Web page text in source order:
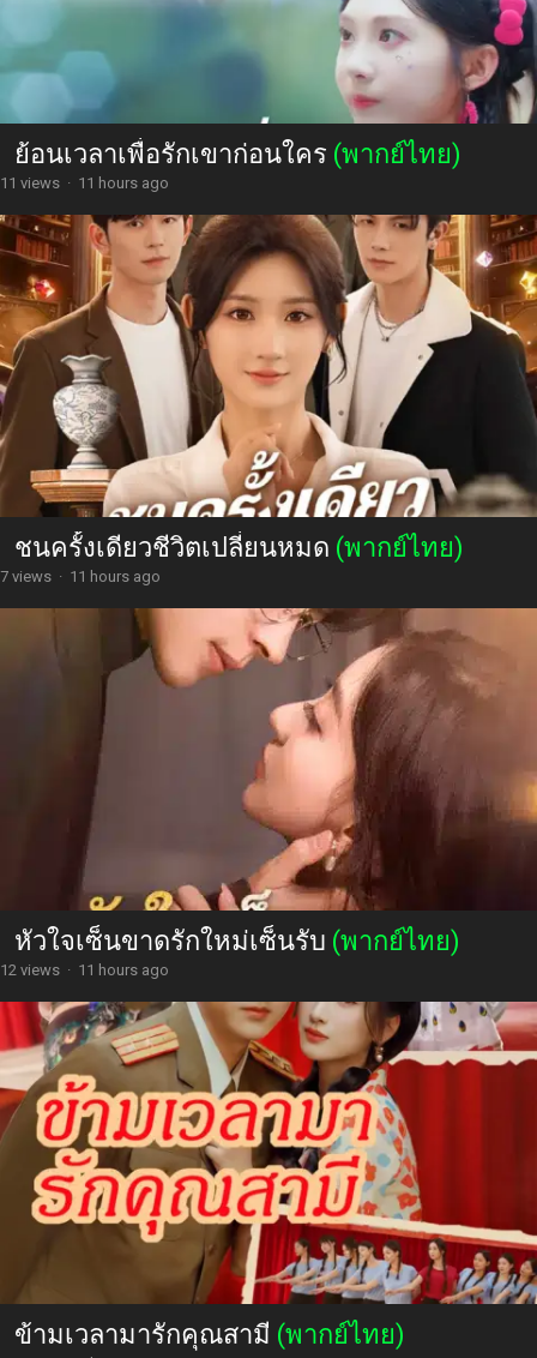
ย้อนเวลาเพื่อรักเขาก่อนใคร (พากย์ไทย)
11 views · 11 hours ago
ชนครั้งเดียวชีวิตเปลี่ยนหมด (พากย์ไทย)
7 views · 11 hours ago
หัวใจเซ็นขาดรักใหม่เซ็นรับ (พากย์ไทย)
12 views · 11 hours ago
ข้ามเวลามารักคุณสามี (พากย์ไทย)